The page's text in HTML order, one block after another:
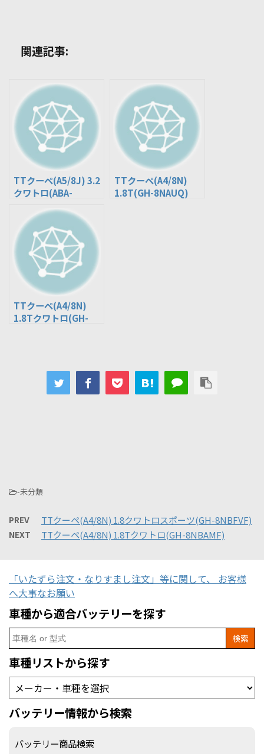
関連記事:
TTクーペ(A5/8J) 3.2
クワトロ(ABA-
TTクーペ(A4/8N)
1.8T(GH-8NAUQ)
TTクーペ(A4/8N)
1.8Tクワトロ(GH-
-未分類
PREV TTクーペ(A4/8N) 1.8クワトロスポーツ(GH-8NBFVF)
NEXT TTクーペ(A4/8N) 1.8Tクワトロ(GH-8NBAMF)
「いたずら注文・なりすまし注文」等に関して、 お客様
へ大事なお願い
車種から適合バッテリーを探す
Search
for:
車種リストから探す
バッテリー情報から検索
バッテリー商品検索